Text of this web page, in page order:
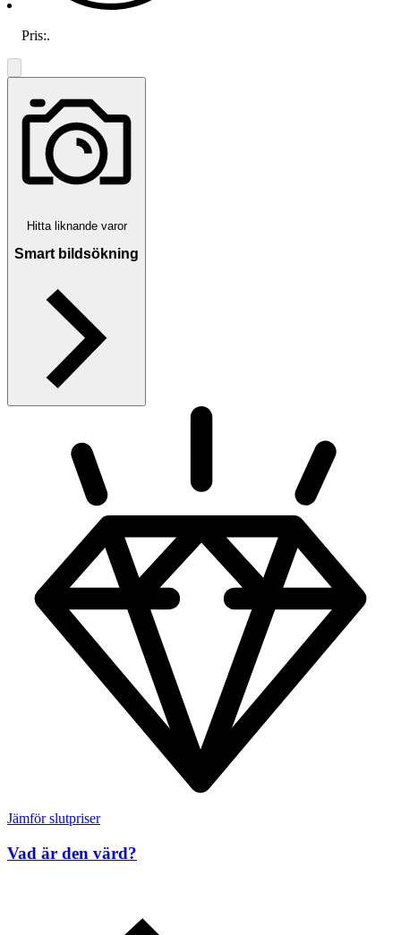
Pris:.
Hitta liknande varor
Smart bildsökning
Jämför slutpriser
Vad är den värd?